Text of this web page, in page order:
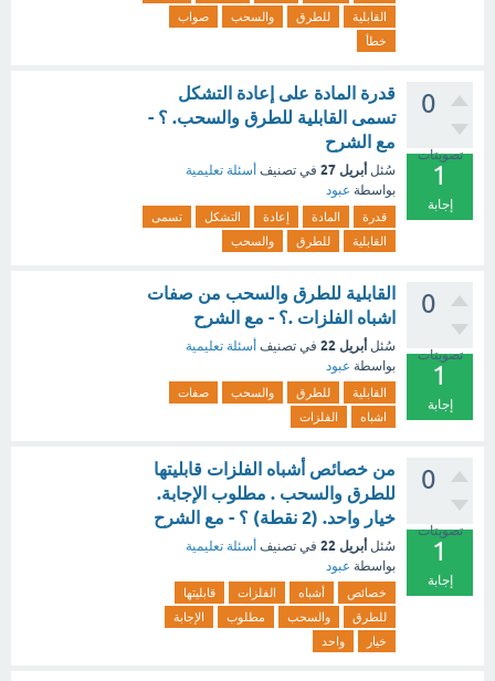
القابلية
للطرق والسحب
صواب
خطأ
0
تصويتات
1
إجابة
قدرة المادة على إعادة التشكل
تسمى القابلية للطرق والسحب. ؟ -
مع الشرح
سُئل أبريل 27 في تصنيف أسئلة تعليمية
بواسطة عبود
قدرة المادة إعادة التشكل
تسمى
القابلية
للطرق والسحب
0
تصويتات
1
إجابة
القابلية للطرق والسحب من صفات
اشباه الفلزات .؟ - مع الشرح
سُئل أبريل 22 في تصنيف أسئلة تعليمية
بواسطة عبود
القابلية للطرق والسحب
صفات
اشباه
الفلزات
0
تصويتات
1
إجابة
من خصائص أشباه الفلزات قابليتها
للطرق والسحب . مطلوب الإجابة.
خيار واحد. (2 نقطة) ؟ - مع الشرح
سُئل أبريل 22 في تصنيف أسئلة تعليمية
بواسطة عبود
خصائص أشباه الفلزات
قابليتها
للطرق
والسحب مطلوب
الإجابة
خيار
واحد